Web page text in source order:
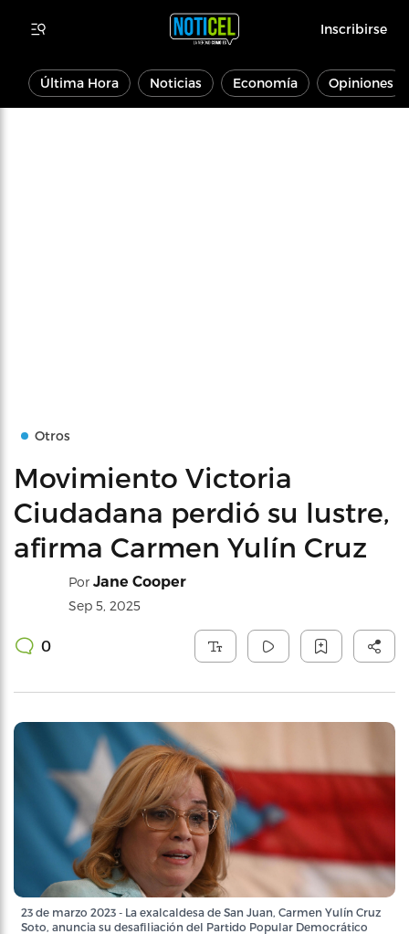
Inscribirse
Última Hora Noticias Economía Opiniones
Otros
Movimiento Victoria
Ciudadana perdió su lustre,
afirma Carmen Yulín Cruz
Por Jane Cooper
Sep 5, 2025
0
23 de marzo 2023 - La exalcaldesa de San Juan, Carmen Yulín Cruz
Soto, anuncia su desafiliación del Partido Popular Democrático